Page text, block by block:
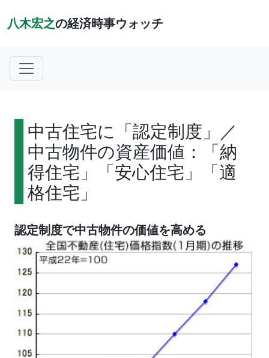
八木宏之の経済時事ウォッチ
中古住宅に「認定制度」／
中古物件の資産価値：「納
得住宅」「安心住宅」「適
格住宅」
認定制度で中古物件の価値を高める